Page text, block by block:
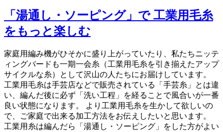
「湯通し・ソーピング」で 工業用毛糸
をもっと楽しむ
家庭用編み機がひそかに盛り上がっていたり、私たちニッテ
ィングバードも一期一会糸（工業用毛糸を引き揃えたアップ
サイクルな糸）として沢山の人たちにお届けしています。
工業用毛糸は手芸店などで販売されている「手芸糸」とは違
い、編んだ後に必ず「洗い工程」を経ることで風合いが一番
良い状態になります。 より工業用毛糸を生かして欲しいの
で、ご家庭で出来る加工方法をお伝えしたいと思います。
工業用糸は編んだら「湯通し・ソーピング」をした方がよい